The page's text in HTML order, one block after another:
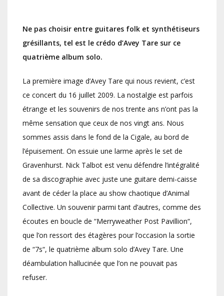
Ne pas choisir entre guitares folk et synthétiseurs
grésillants, tel est le crédo d’Avey Tare sur ce
quatrième album solo.
La première image d’Avey Tare qui nous revient, c’est
ce concert du 16 juillet 2009. La nostalgie est parfois
étrange et les souvenirs de nos trente ans n’ont pas la
même sensation que ceux de nos vingt ans. Nous
sommes assis dans le fond de la Cigale, au bord de
l’épuisement. On essuie une larme après le set de
Gravenhurst. Nick Talbot est venu défendre l’intégralité
de sa discographie avec juste une guitare demi-caisse
avant de céder la place au show chaotique d’Animal
Collective. Un souvenir parmi tant d’autres, comme des
écoutes en boucle de “Merryweather Post Pavillion“,
que l’on ressort des étagères pour l’occasion la sortie
de “7s“, le quatrième album solo d’Avey Tare. Une
déambulation hallucinée que l’on ne pouvait pas
refuser.